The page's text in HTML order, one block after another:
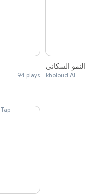
94 plays kholoud Al